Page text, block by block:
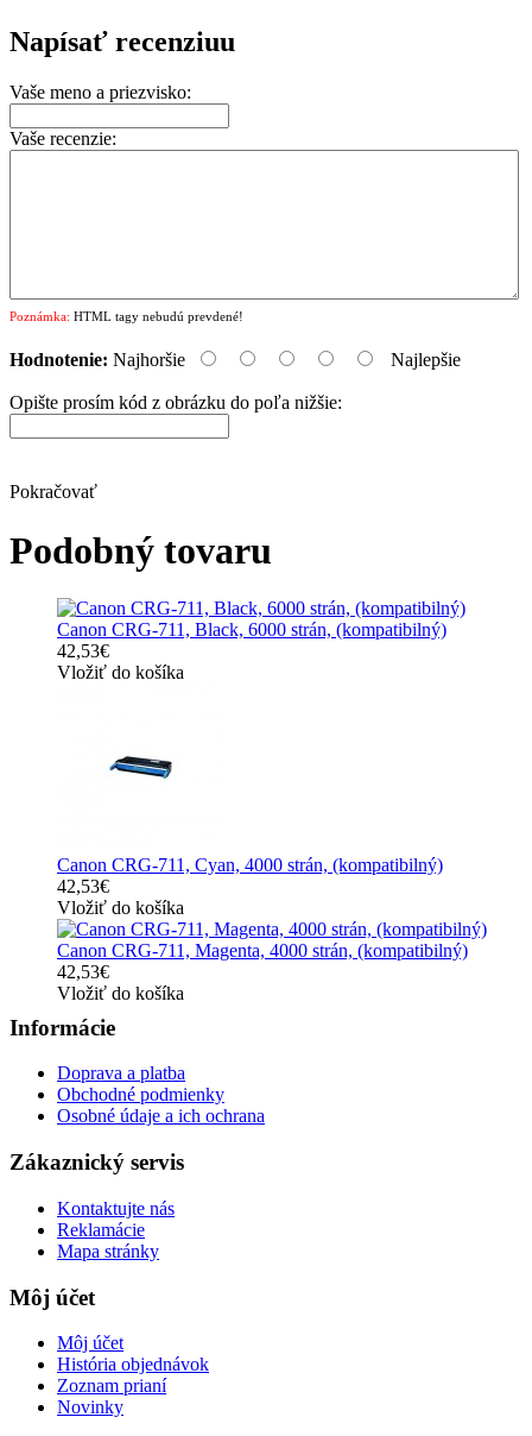
Napísať recenziuu
Vaše meno a priezvisko:
Vaše recenzie:
Poznámka: HTML tagy nebudú prevdené!
Hodnotenie: Najhoršie Najlepšie
Opište prosím kód z obrázku do poľa nižšie:
Pokračovať
Podobný tovaru
Canon CRG-711, Black, 6000 strán, (kompatibilný)
42,53€
Vložiť do košíka
Canon CRG-711, Cyan, 4000 strán, (kompatibilný)
42,53€
Vložiť do košíka
Canon CRG-711, Magenta, 4000 strán, (kompatibilný)
42,53€
Vložiť do košíka
Informácie
Doprava a platba
Obchodné podmienky
Osobné údaje a ich ochrana
Zákaznický servis
Kontaktujte nás
Reklamácie
Mapa stránky
Môj účet
Môj účet
História objednávok
Zoznam prianí
Novinky